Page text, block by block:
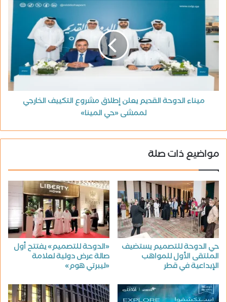
ميناء الدوحة القديم يعلن إطلاق مشروع التكييف الخارجي
لممشى «حي المينا»
مواضيع ذات صلة
حي الدوحة للتصميم يستضيف
الملتقى الأول للمواهب
الإبداعية في قطر
«الدوحة للتصميم» يفتتح أول
صالة عرض دولية لعلامة
«ليبرتي هوم»